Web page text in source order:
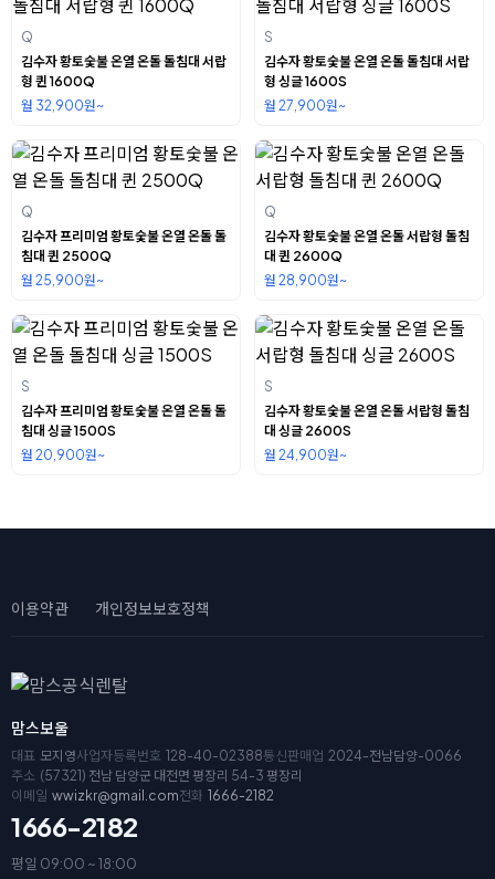
Q
김수자 황토숯불 온열 온돌 돌침대 서랍
형 퀸 1600Q
월 32,900원~
S
김수자 황토숯불 온열 온돌 돌침대 서랍
형 싱글 1600S
월 27,900원~
Q
김수자 프리미엄 황토숯불 온열 온돌 돌
침대 퀸 2500Q
월 25,900원~
Q
김수자 황토숯불 온열 온돌 서랍형 돌침
대 퀸 2600Q
월 28,900원~
S
김수자 프리미엄 황토숯불 온열 온돌 돌
침대 싱글 1500S
월 20,900원~
S
김수자 황토숯불 온열 온돌 서랍형 돌침
대 싱글 2600S
월 24,900원~
이용약관 개인정보보호정책
맘스보울
대표 모지영사업자등록번호 128-40-02388통신판매업 2024-전남담양-0066
주소 (57321) 전남 담양군 대전면 평장리 54-3 평장리
이메일 wwizkr@gmail.com전화 1666-2182
1666-2182
평일 09:00 ~ 18:00